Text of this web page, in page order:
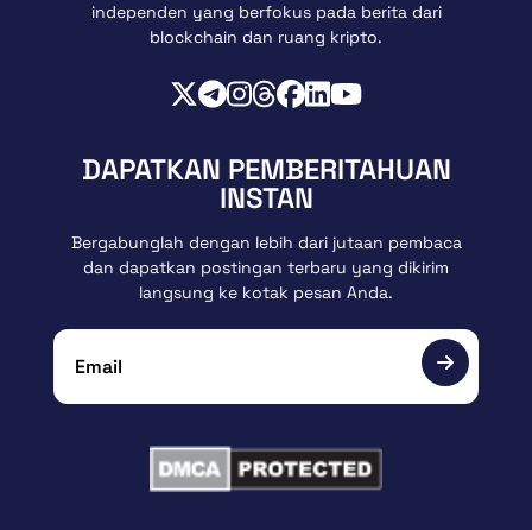
independen yang berfokus pada berita dari
blockchain dan ruang kripto.
DAPATKAN PEMBERITAHUAN
INSTAN
Bergabunglah dengan lebih dari jutaan pembaca
dan dapatkan postingan terbaru yang dikirim
langsung ke kotak pesan Anda.